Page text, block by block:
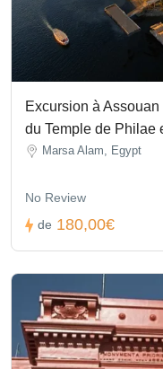
A : La
hurghada
qui explique le départ tôt
Hurghada le Caire en
Excursion à
du Temple de Philae
Marsa Alam, Egypt
No Review
de 180,00€